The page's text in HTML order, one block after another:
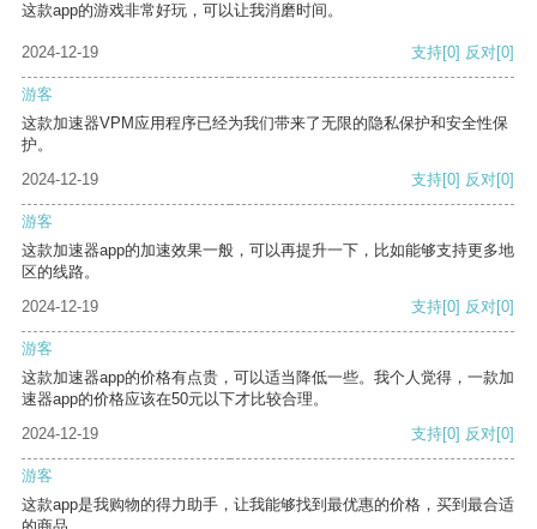
这款app的游戏非常好玩，可以让我消磨时间。
2024-12-19 支持[0] 反对[0]
游客
这款加速器VPM应用程序已经为我们带来了无限的隐私保护和安全性保
护。
2024-12-19
支持[0] 反对[0]
游客
这款加速器app的加速效果一般，可以再提升一下，比如能够支持更多地
区的线路。
2024-12-19
支持[0] 反对[0]
游客
这款加速器app的价格有点贵，可以适当降低一些。我个人觉得，一款加
速器app的价格应该在50元以下才比较合理。
2024-12-19
支持[0] 反对[0]
游客
这款app是我购物的得力助手，让我能够找到最优惠的价格，买到最合适